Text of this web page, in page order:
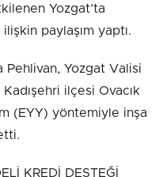
Yozgat’ta
paylaşım yaptı.
Pehlivan, Yozgat Valisi
ilçesi Ovacık
(EYY) yöntemiyle inşa
KREDİ DESTEĞİ